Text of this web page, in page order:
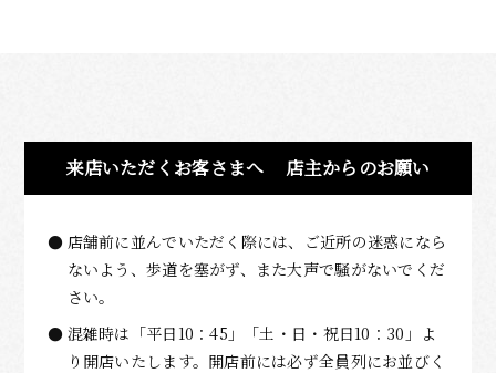
来店いただくお客さまへ 店主からのお願い
店舗前に並んでいただく際には、ご近所の迷惑になら
ないよう、歩道を塞がず、また大声で騒がないでくだ
さい。
混雑時は「平日10：45」「土・日・祝日10：30」よ
り開店いたします。開店前には必ず全員列にお並びく